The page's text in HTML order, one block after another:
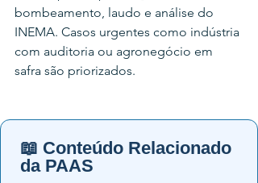
bombeamento, laudo e análise do
INEMA. Casos urgentes como indústria
com auditoria ou agronegócio em
safra são priorizados.
📖 Conteúdo Relacionado
da PAAS